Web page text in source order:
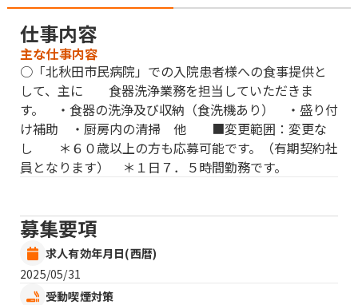
仕事内容
主な仕事内容
○「北秋田市民病院」での入院患者様への食事提供と
して、主に 食器洗浄業務を担当していただきま
す。 ・食器の洗浄及び収納（食洗機あり） ・盛り付
け補助 ・厨房内の清掃 他 ■変更範囲：変更な
し ＊６０歳以上の方も応募可能です。（有期契約社
員となります） ＊１日７．５時間勤務です。
募集要項
求人有効年月日(西暦)
2025/05/31
受動喫煙対策